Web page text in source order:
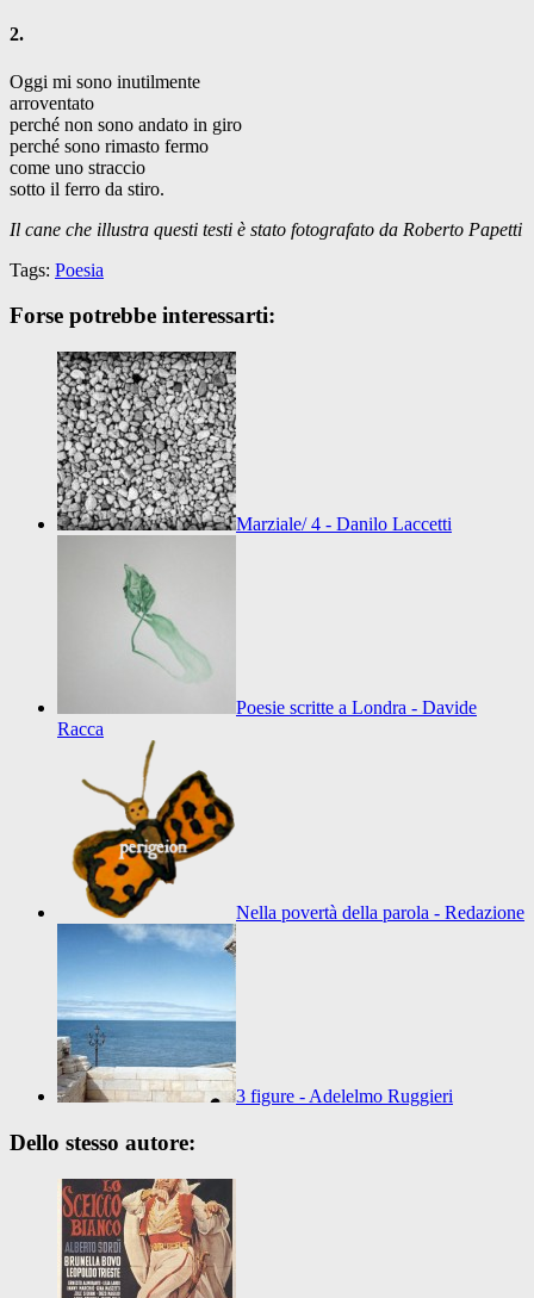
2.
Oggi mi sono inutilmente
arroventato
perché non sono andato in giro
perché sono rimasto fermo
come uno straccio
sotto il ferro da stiro.
Il cane che illustra questi testi è stato fotografato da Roberto Papetti
Tags: Poesia
Forse potrebbe interessarti:
Marziale/ 4 - Danilo Laccetti
Poesie scritte a Londra - Davide
Racca
Nella povertà della parola - Redazione
3 figure - Adelelmo Ruggieri
Dello stesso autore: